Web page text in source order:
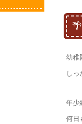
幼稚
し
年少
何日